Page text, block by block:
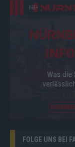
FOLGE UNS BEI